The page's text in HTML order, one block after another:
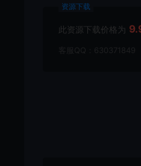
资源下载
此资源下载价格为
客服QQ：630371849